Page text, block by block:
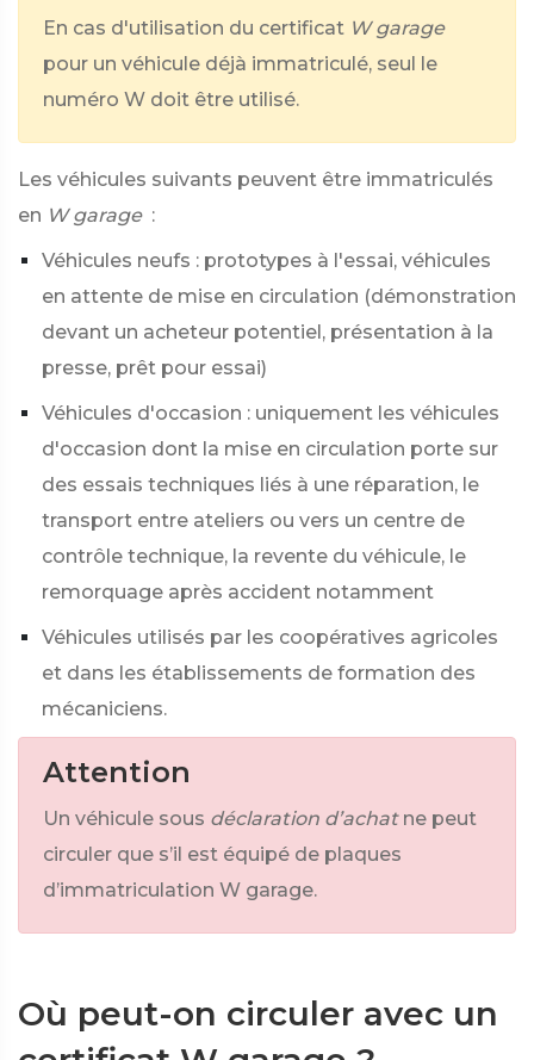
En cas d'utilisation du certificat W garage
pour un véhicule déjà immatriculé, seul le
numéro W doit être utilisé.
Les véhicules suivants peuvent être immatriculés
en W garage :
Véhicules neufs : prototypes à l'essai, véhicules
en attente de mise en circulation (démonstration
devant un acheteur potentiel, présentation à la
presse, prêt pour essai)
Véhicules d'occasion : uniquement les véhicules
d'occasion dont la mise en circulation porte sur
des essais techniques liés à une réparation, le
transport entre ateliers ou vers un centre de
contrôle technique, la revente du véhicule, le
remorquage après accident notamment
Véhicules utilisés par les coopératives agricoles
et dans les établissements de formation des
mécaniciens.
Attention
Un véhicule sous déclaration d’achat ne peut
circuler que s’il est équipé de plaques
d’immatriculation W garage.
Où peut-on circuler avec un